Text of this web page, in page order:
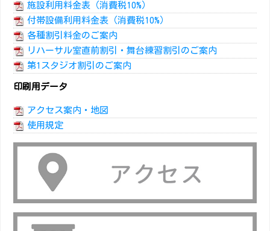
施設利用料金表（消費税10%）
付帯設備利用料金表（消費税10%）
各種割引料金のご案内
リハーサル室直前割引・舞台練習割引のご案内
第1スタジオ割引のご案内
印刷用データ
アクセス案内・地図
使用規定